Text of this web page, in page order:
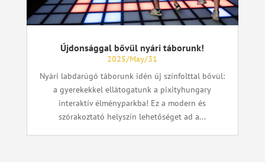
Újdonsággal bővül nyári táborunk!
2025/May/31
Nyári labdarúgó táborunk idén új színfolttal bővül:
a gyerekekkel ellátogatunk a pixityhungary
interaktív élményparkba! Ez a modern és
szórakoztató helyszín lehetőséget ad a...